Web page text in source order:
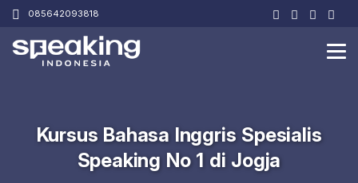
085642093818
Kursus Bahasa Inggris Spesialis
Speaking No 1 di Jogja